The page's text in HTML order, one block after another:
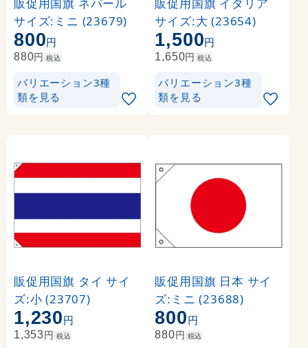
サイズ:ミニ (23679)
800円
880円 税込
バリエーション3種
類を見る
サイズ:大 (23654)
1,500円
1,650円 税込
バリエーション3種
類を見る
販促用国旗 タイ サイ
ズ:小 (23707)
1,230円
1,353円 税込
販促用国旗 日本 サイ
ズ:ミニ (23688)
800円
880円 税込